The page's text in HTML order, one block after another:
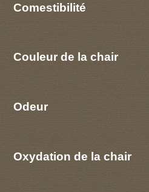
Comestibilité
Couleur de la chair
Odeur
Oxydation de la chair